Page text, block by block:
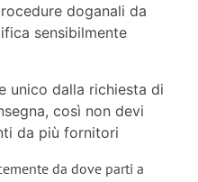
doganali da
sensibilmente
unico dalla richiesta di
così non devi
da più fornitori
da dove parti a